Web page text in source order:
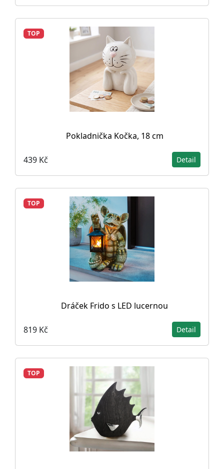
TOP
Pokladnička Kočka, 18 cm
439 Kč Detail
TOP
Dráček Frido s LED lucernou
819 Kč Detail
TOP